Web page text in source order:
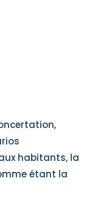
habitants, la
étant la